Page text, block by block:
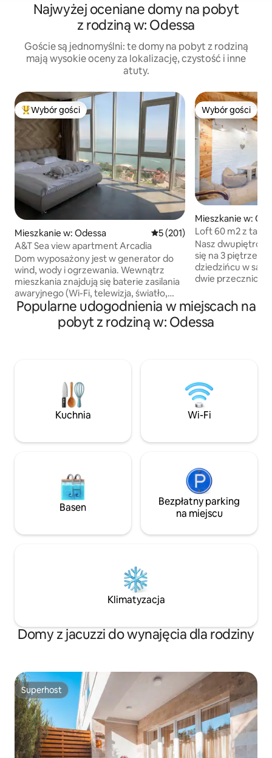
Najwyżej oceniane domy na pobyt
z rodziną w: Odessa
Goście są jednomyślni: te domy na pobyt z rodziną
mają wysokie oceny za lokalizację, czystość i inne
atuty.
Najpopularniejsze z kategorii Wybór gości
Wybór gości
Mieszkanie w: Odessa Średnia ocena: 5 na 5, liczba
5 (201)
A&T Sea view apartment Arcadia
Dom wyposażony jest w generator do
wind, wody i ogrzewania. Wewnątrz
mieszkania znajdują się baterie zasilania
awaryjnego (Wi-Fi, telewizja, światło,
lodówka) Apartament typu studio o
łącznej powierzchni 50 mkw., sypialnia i
aneks kuchenny z rozkładaną sofą.
mieszkaniu znajdują się 2 duże szafy na
ubrania oraz miejsce do
przechowywania walizek. Telewizor
Samsung 50”, Smart-tv, aplikacja Netflix
Nespresso.
Wybór gości
Wybór gości
Mieszkanie w:
Loft 60 m2 z
Deribasovskiej
Nasz
się na 3 piętrze
dziedzińcu w
dwie przecznice
od Odesskiego
gości jest w pełni
studio z wygodną
wykonano
wykorzystaniem
przyjaznych dla
Popularne udogodnienia w miejscach na
pobyt z rodziną w: Odessa
Kuchnia Wi-Fi
Basen
Bezpłatny parking
na miejscu
Klimatyzacja
Domy z jacuzzi do wynajęcia dla rodziny
Superhost
Superhost